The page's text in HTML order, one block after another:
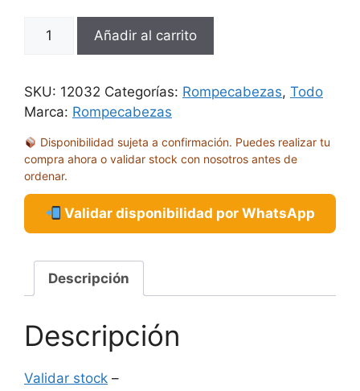
ROMPECABEZAS
NATURE
SYCAMORE
1000
PIEZAS
Añadir al carrito
SKU: 12032 Categorías: Rompecabezas, Todo
Marca: Rompecabezas
Disponibilidad sujeta a confirmación. Puedes realizar tu
compra ahora o validar stock con nosotros antes de
ordenar.
Validar disponibilidad por WhatsApp
Descripción
Descripción
Validar stock –